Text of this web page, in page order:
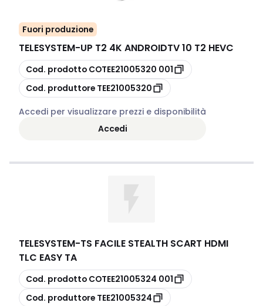
Fuori produzione
TELESYSTEM-UP T2 4K ANDROIDTV 10 T2 HEVC
copia
Cod. prodotto
COTEE21005320 001
copia
Cod. produttore TEE21005320
Accedi per visualizzare prezzi e disponibilità
Accedi
TELESYSTEM-TS FACILE STEALTH SCART HDMI
TLC EASY TA
copia
Cod. prodotto
COTEE21005324 001
copia
Cod. produttore TEE21005324